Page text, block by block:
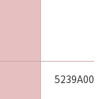
5239A003